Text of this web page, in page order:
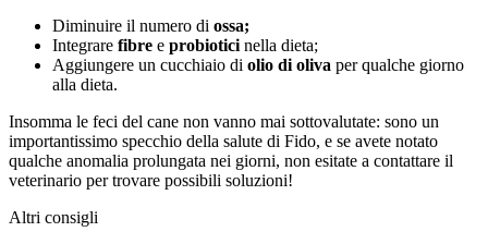
Diminuire il numero di ossa;
Integrare fibre e probiotici nella dieta;
Aggiungere un cucchiaio di olio di oliva per qualche giorno
alla dieta.
Insomma le feci del cane non vanno mai sottovalutate: sono un
importantissimo specchio della salute di Fido, e se avete notato
qualche anomalia prolungata nei giorni, non esitate a contattare il
veterinario per trovare possibili soluzioni!
Altri consigli